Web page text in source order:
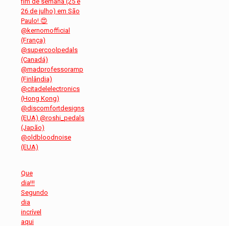
Que
dia!!!
Segundo
dia
incrível
aqui